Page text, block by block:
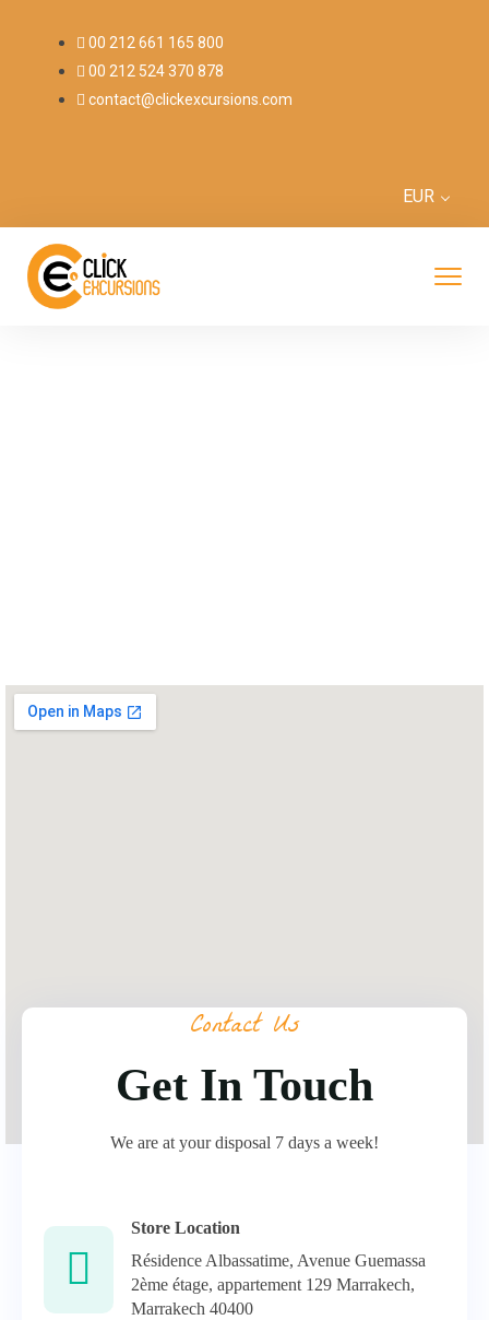
00 212 661 165 800
00 212 524 370 878
contact@clickexcursions.com
EUR
Contact Us
Get In Touch
We are at your disposal 7 days a week!
Store Location
Résidence Albassatime, Avenue Guemassa
2ème étage, appartement 129 Marrakech,
Marrakech 40400